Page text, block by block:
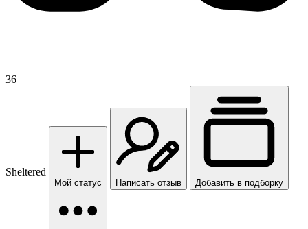
36
Sheltered
Мой статус Написать отзыв Добавить в подборку